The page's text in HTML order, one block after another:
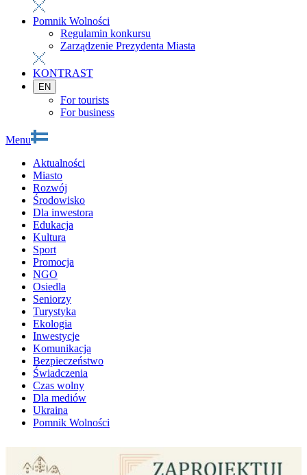
Pomnik Wolności
Regulamin konkursu
Zarządzenie Prezydenta Miasta
KONTRAST
EN
For tourists
For business
Menu
Aktualności
Miasto
Rozwój
Środowisko
Dla inwestora
Edukacja
Kultura
Sport
Promocja
NGO
Osiedla
Seniorzy
Turystyka
Ekologia
Inwestycje
Komunikacja
Bezpieczeństwo
Świadczenia
Czas wolny
Dla mediów
Ukraina
Pomnik Wolności